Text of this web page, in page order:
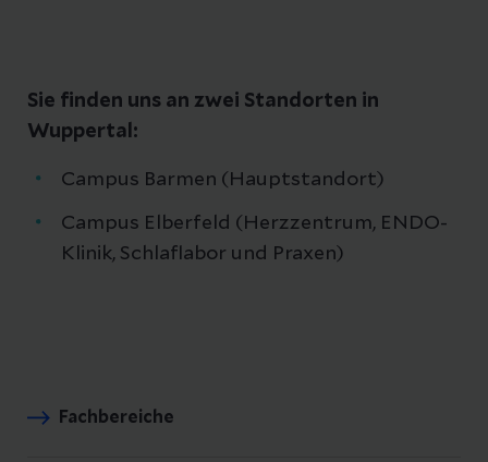
Sie finden uns an zwei Standorten in
Wuppertal:
Campus Barmen (Hauptstandort)
Campus Elberfeld (Herzzentrum, ENDO-
Klinik, Schlaflabor und Praxen)
Fachbereiche